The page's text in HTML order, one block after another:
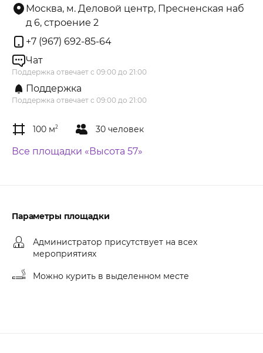
Москва, м. Деловой центр, Пресненская наб
д 6, строение 2
+7 (967) 692-85-64
Чат
Поддержка отвечает с 09:00 до 21:00
Поддержка
Поддержка отвечает с 09:00 до 21:00
100 м2 30 человек
Все площадки «Высота 57»
Параметры площадки
Администратор присутствует на всех
мероприятиях
Можно курить в выделенном месте